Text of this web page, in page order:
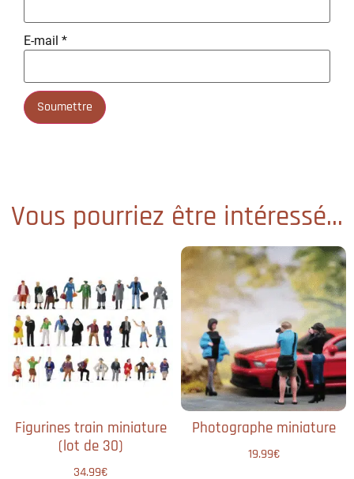
E-mail *
Vous pourriez être intéressé...
Figurines train miniature
(lot de 30)
34.99€
Photographe miniature
19.99€